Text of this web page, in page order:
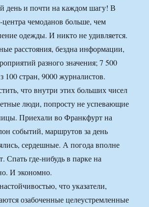
день и почти на каждом шагу! В
центра чемоданов больше, чем
одежды. И никто не удивляется.
расстояния, бездна информации,
разного значения; 7 500
100 стран, 9000 журналистов.
что внутри этих больших чисел
люди, попросту не успевающие
Приехали во Франкфурт на
событий, маршрутов за день
сердешные. А погода вполне
Спать где-нибудь в парке на
И экономно.
что указатели,
озабоченные целеустремленные